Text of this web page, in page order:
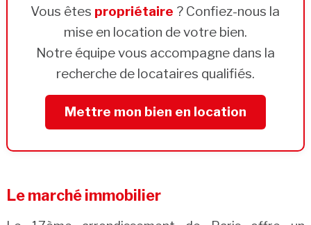
Vous êtes propriétaire ? Confiez-nous la
mise en location de votre bien.
Notre équipe vous accompagne dans la
recherche de locataires qualifiés.
Mettre mon bien en location
Le marché immobilier